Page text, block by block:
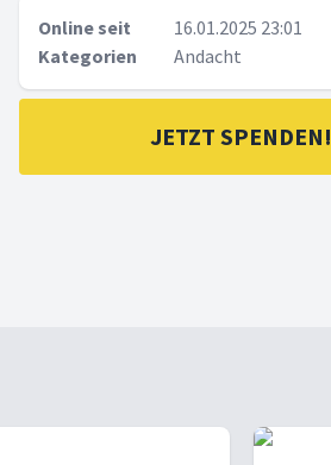
Online seit
16.01.2025 23:01
Kategorien
Andacht
JETZT SPENDEN!